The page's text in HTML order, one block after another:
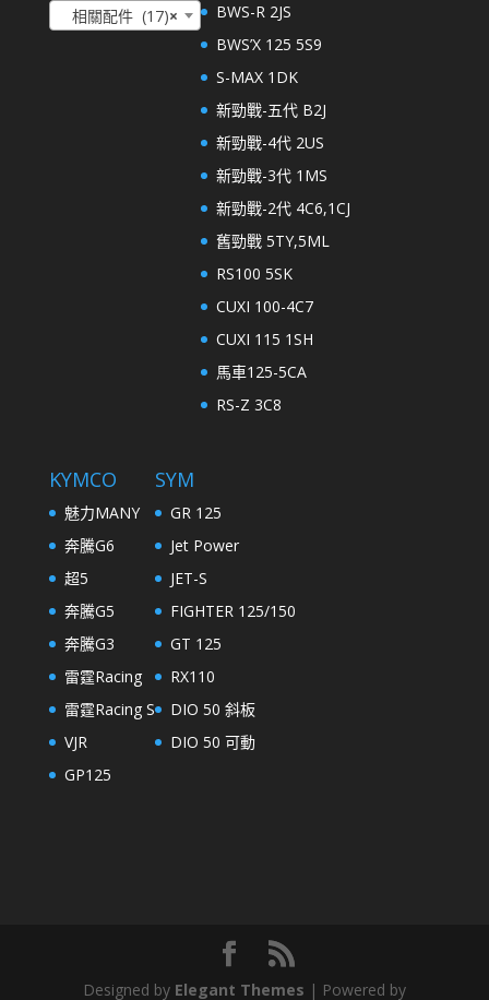
×
相關配件 (17)
BWS-R 2JS
BWS’X 125 5S9
S-MAX 1DK
新勁戰-五代 B2J
新勁戰-4代 2US
新勁戰-3代 1MS
新勁戰-2代 4C6,1CJ
舊勁戰 5TY,5ML
RS100 5SK
CUXI 100-4C7
CUXI 115 1SH
馬車125-5CA
RS-Z 3C8
KYMCO
魅力MANY
奔騰G6
超5
奔騰G5
奔騰G3
雷霆Racing
雷霆Racing S
VJR
GP125
SYM
GR 125
Jet Power
JET-S
FIGHTER 125/150
GT 125
RX110
DIO 50 斜板
DIO 50 可動
Designed by Elegant Themes | Powered by